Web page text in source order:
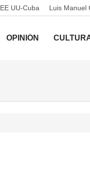
EE UU-Cuba Luis Manuel
OPINIÓN